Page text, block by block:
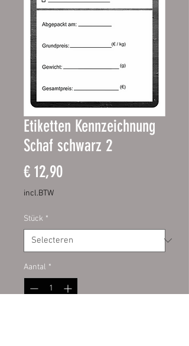
Etiketten Kennzeichnung
Schaf schwarz 2
€ 12,90Prijs
incl.BTW
Stück *
Aantal *